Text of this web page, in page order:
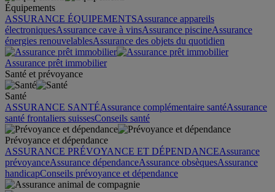
Équipements
ASSURANCE ÉQUIPEMENTSAssurance appareils
électroniquesAssurance cave à vinsAssurance piscineAssurance
énergies renouvelablesAssurance des objets du quotidien
Assurance prêt immobilier
Santé et prévoyance
Santé
ASSURANCE SANTÉAssurance complémentaire santéAssurance
santé frontaliers suissesConseils santé
Prévoyance et dépendance
ASSURANCE PRÉVOYANCE ET DÉPENDANCEAssurance
prévoyanceAssurance dépendanceAssurance obsèquesAssurance
handicapConseils prévoyance et dépendance